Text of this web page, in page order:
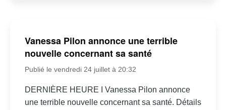
Vanessa Pilon annonce une terrible
nouvelle concernant sa santé
Publié le vendredi 24 juillet à 20:32
DERNIÈRE HEURE I Vanessa Pilon annonce
une terrible nouvelle concernant sa santé. Détails